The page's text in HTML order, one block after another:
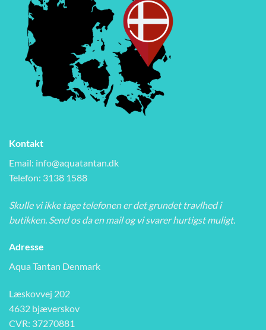
Kontakt
Email: info@aquatantan.dk
Telefon: 3138 1588
Skulle vi ikke tage telefonen er det grundet travlhed i
butikken. Send os da en mail og vi svarer hurtigst muligt.
Adresse
Aqua Tantan Denmark
Læskovvej 202
4632 bjæverskov
CVR: 37270881